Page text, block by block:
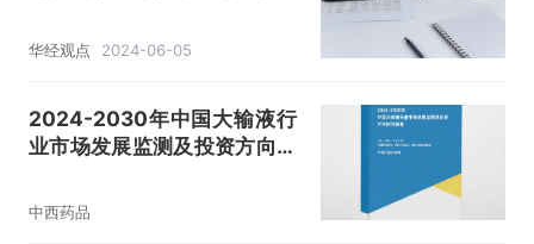
华经观点 2024-06-05
2024-2030年中国大输液行
业市场发展监测及投资方向研
中西药品